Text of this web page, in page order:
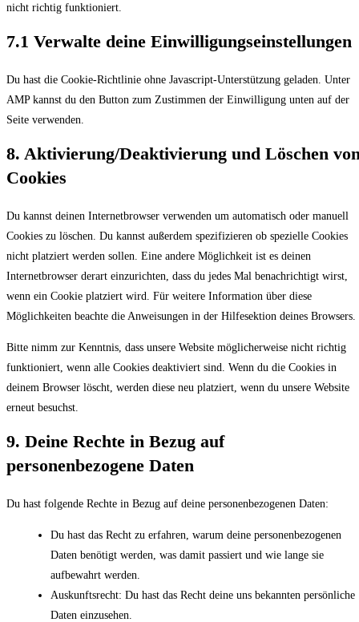
nicht richtig funktioniert.
7.1 Verwalte deine Einwilligungseinstellungen
Du hast die Cookie-Richtlinie ohne Javascript-Unterstützung geladen. Unter
AMP kannst du den Button zum Zustimmen der Einwilligung unten auf der
Seite verwenden.
8. Aktivierung/Deaktivierung und Löschen
Cookies
Du kannst deinen Internetbrowser verwenden um automatisch oder manuell
Cookies zu löschen. Du kannst außerdem spezifizieren ob spezielle Cookies
nicht platziert werden sollen. Eine andere Möglichkeit ist es deinen
Internetbrowser derart einzurichten, dass du jedes Mal benachrichtigt wirst,
wenn ein Cookie platziert wird. Für weitere Information über diese
Möglichkeiten beachte die Anweisungen in der Hilfesektion deines Browsers.
Bitte nimm zur Kenntnis, dass unsere Website möglicherweise nicht richtig
funktioniert, wenn alle Cookies deaktiviert sind. Wenn du die Cookies in
deinem Browser löscht, werden diese neu platziert, wenn du unsere Website
erneut besuchst.
9. Deine Rechte in Bezug auf
personenbezogene Daten
Du hast folgende Rechte in Bezug auf deine personenbezogenen Daten:
Du hast das Recht zu erfahren, warum deine personenbezogenen
Daten benötigt werden, was damit passiert und wie lange sie
aufbewahrt werden.
Auskunftsrecht: Du hast das Recht deine uns bekannten persönliche
Daten einzusehen.